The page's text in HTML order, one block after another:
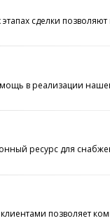
сделки
в реализации
ресурс для
позволяет